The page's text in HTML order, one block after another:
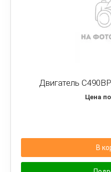
Двигатель
Цена
В